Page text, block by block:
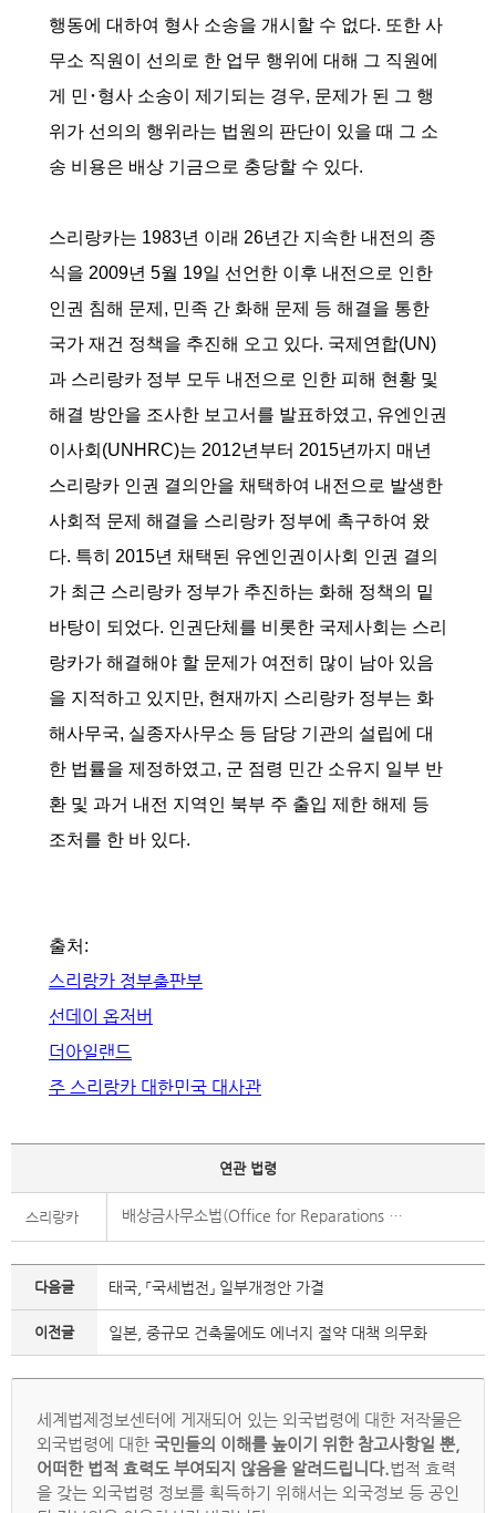
행동에 대하여 형사 소송을 개시할 수 없다. 또한 사
무소 직원이 선의로 한 업무 행위에 대해 그 직원에
게 민･형사 소송이 제기되는 경우, 문제가 된 그 행
위가 선의의 행위라는 법원의 판단이 있을 때 그 소
송 비용은 배상 기금으로 충당할 수 있다.
스리랑카는 1983년 이래 26년간 지속한 내전의 종
식을 2009년 5월 19일 선언한 이후 내전으로 인한
인권 침해 문제, 민족 간 화해 문제 등 해결을 통한
국가 재건 정책을 추진해 오고 있다. 국제연합(UN)
과 스리랑카 정부 모두 내전으로 인한 피해 현황 및
해결 방안을 조사한 보고서를 발표하였고, 유엔인권
이사회(UNHRC)는 2012년부터 2015년까지 매년
스리랑카 인권 결의안을 채택하여 내전으로 발생한
사회적 문제 해결을 스리랑카 정부에 촉구하여 왔
다. 특히 2015년 채택된 유엔인권이사회 인권 결의
가 최근 스리랑카 정부가 추진하는 화해 정책의 밑
바탕이 되었다. 인권단체를 비롯한 국제사회는 스리
랑카가 해결해야 할 문제가 여전히 많이 남아 있음
을 지적하고 있지만, 현재까지 스리랑카 정부는 화
해사무국, 실종자사무소 등 담당 기관의 설립에 대
한 법률을 제정하였고, 군 점령 민간 소유지 일부 반
환 및 과거 내전 지역인 북부 주 출입 제한 해제 등
조처를 한 바 있다.
출처:
스리랑카 정부출판부
선데이 옵저버
더아일랜드
주 스리랑카 대한민국 대사관
연관 법령
스리랑카 배상금사무소법(Office for Reparations Act)
다음글 태국, 「국세법전」 일부개정안 가결
이전글 일본, 중규모 건축물에도 에너지 절약 대책 의무화
세계법제정보센터에 게재되어 있는 외국법령에 대한 저작물은
외국법령에 대한 국민들의 이해를 높이기 위한 참고사항일 뿐,
어떠한 법적 효력도 부여되지 않음을 알려드립니다.법적 효력
을 갖는 외국법령 정보를 획득하기 위해서는 외국정보 등 공인